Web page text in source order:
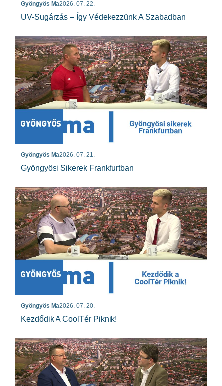
Gyöngyös Ma2026. 07. 22.
UV-Sugárzás – Így Védekezzünk A Szabadban
Gyöngyös Ma2026. 07. 21.
Gyöngyösi Sikerek Frankfurtban
Gyöngyös Ma2026. 07. 20.
Kezdődik A CoolTér Piknik!